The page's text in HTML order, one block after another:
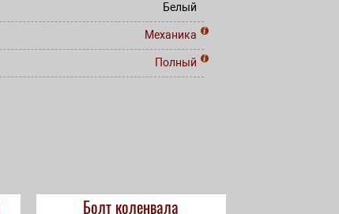
Белый
Механика
Полный
Болт коленвала